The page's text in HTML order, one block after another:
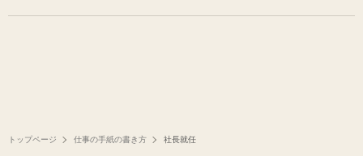
トップページ 仕事の手紙の書き方 社長就任
ミドリオフィシャルサイト